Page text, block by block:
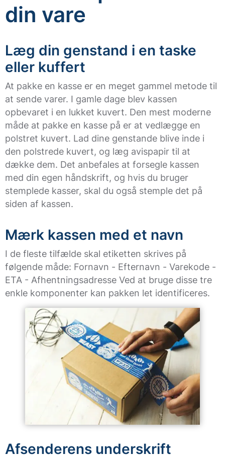
din vare
Læg din genstand i en taske
eller kuffert
At pakke en kasse er en meget gammel metode til
at sende varer. I gamle dage blev kassen
opbevaret i en lukket kuvert. Den mest moderne
måde at pakke en kasse på er at vedlægge en
polstret kuvert. Lad dine genstande blive inde i
den polstrede kuvert, og læg avispapir til at
dække dem. Det anbefales at forsegle kassen
med din egen håndskrift, og hvis du bruger
stemplede kasser, skal du også stemple det på
siden af kassen.
Mærk kassen med et navn
I de fleste tilfælde skal etiketten skrives på
følgende måde: Fornavn - Efternavn - Varekode -
ETA - Afhentningsadresse Ved at bruge disse tre
enkle komponenter kan pakken let identificeres.
Afsenderens underskrift